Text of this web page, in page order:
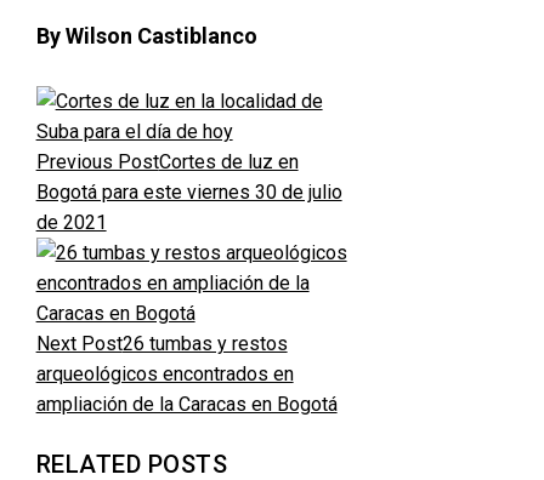
By Wilson Castiblanco
Previous PostCortes de luz en
Bogotá para este viernes 30 de julio
de 2021
Next Post26 tumbas y restos
arqueológicos encontrados en
ampliación de la Caracas en Bogotá
RELATED POSTS